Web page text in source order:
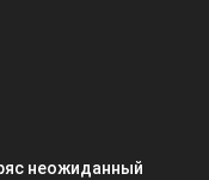
неожиданный